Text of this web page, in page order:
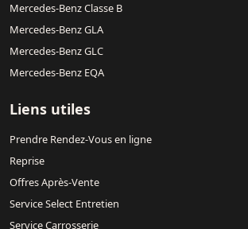
Mercedes-Benz Classe B
Mercedes-Benz GLA
Mercedes-Benz GLC
Mercedes-Benz EQA
Liens utiles
Prendre Rendez-Vous en ligne
Reprise
Offres Après-Vente
Service Select Entretien
Service Carrosserie